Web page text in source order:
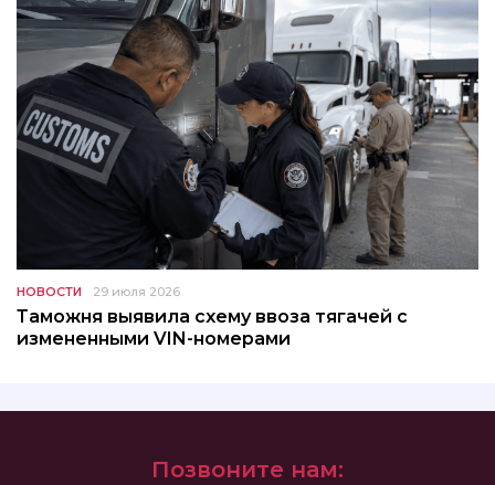
НОВОСТИ 29 июля 2026
Таможня выявила схему ввоза тягачей с
измененными VIN-номерами
Позвоните нам: